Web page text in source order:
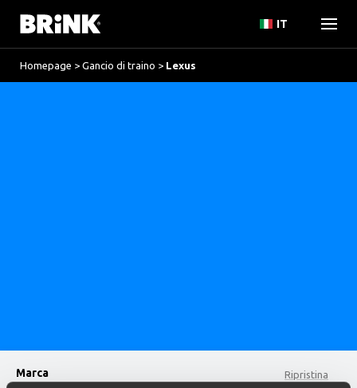
IT
Homepage > Gancio di traino > Lexus
Ripristina
Marca